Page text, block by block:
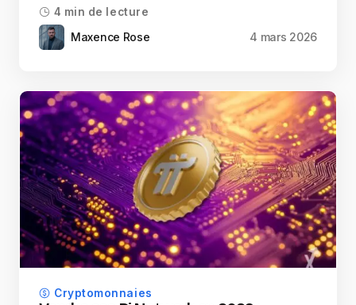
4 min de lecture
Maxence Rose 4 mars 2026
Cryptomonnaies